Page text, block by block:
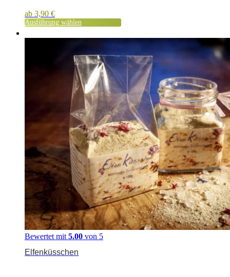
ab 3,90 €
Ausführung wählen
Bewertet mit 5.00 von 5
Elfenküsschen